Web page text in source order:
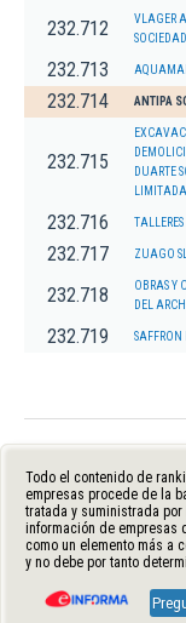
232.712
VLAGER
232.713
232.714 ANTIPA
232.715
DUARTE
LIMITADA.
232.716 TALLERES
232.717 ZUAGO SL
232.718
OBRAS Y
DEL
232.719 SAFFRON
Todo el contenido de
empresas procede de la
tratada y suministrada por
información de empresas
como un elemento más a
y no debe por tanto